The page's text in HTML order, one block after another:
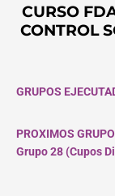
CURSO
CONTROL
GRUPOS
PROXIMOS
Grupo 28 (Cupos